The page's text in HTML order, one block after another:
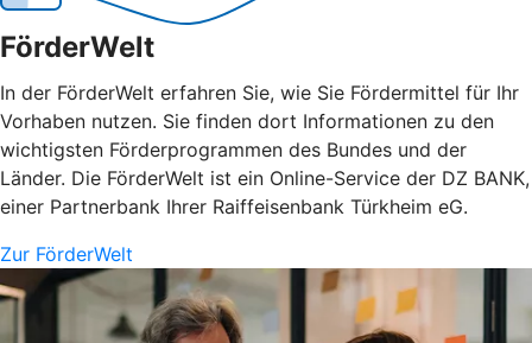
FörderWelt
In der FörderWelt erfahren Sie, wie Sie Fördermittel für Ihr
Vorhaben nutzen. Sie finden dort Informationen zu den
wichtigsten Förderprogrammen des Bundes und der
Länder. Die FörderWelt ist ein Online-Service der DZ BANK,
einer Partnerbank Ihrer Raiffeisenbank Türkheim eG.
Zur FörderWelt